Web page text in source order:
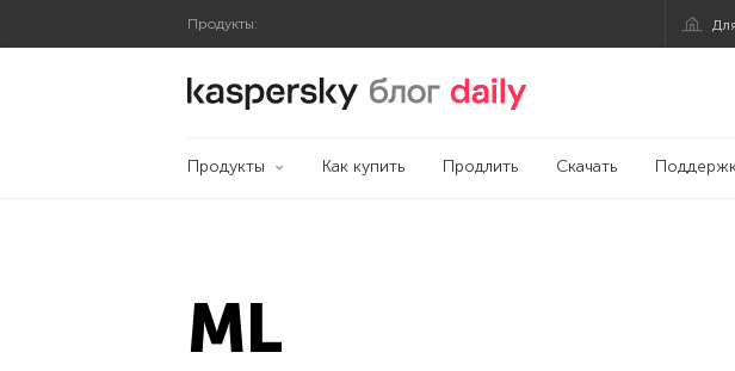
Продукты:
Блог Касперского
Продукты Как купить Продлить Скачать
ML